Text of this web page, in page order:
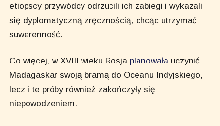
etiopscy przywódcy odrzucili ich zabiegi i wykazali
się dyplomatyczną zręcznością, chcąc utrzymać
suwerenność.
Co więcej, w XVIII wieku Rosja planowała uczynić
Madagaskar swoją bramą do Oceanu Indyjskiego,
lecz i te próby również zakończyły się
niepowodzeniem.